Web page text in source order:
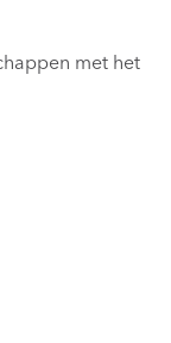
met het